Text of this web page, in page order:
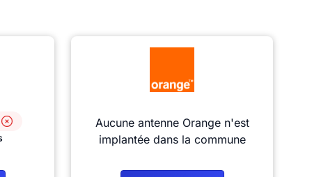
Aucune antenne Orange n'est
implantée dans la commune